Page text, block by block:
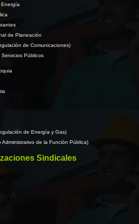
Energía
de Planeación
de Comunicaciones)
Públicos
de Energía y Gas)
Administrativo de la Función Pública)
Sindicales